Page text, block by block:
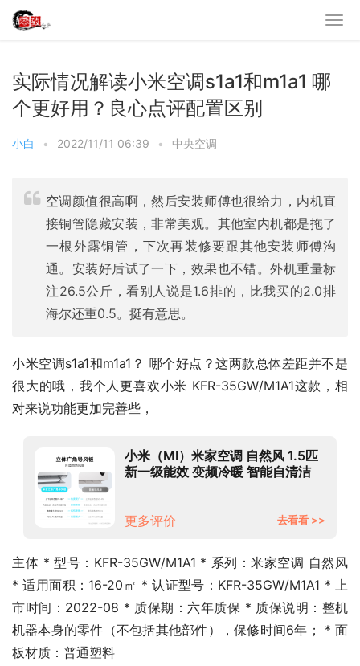
实际情况解读小米空调s1a1和m1a1 哪
个更好用？良心点评配置区别
小白 • 2022/11/11 06:39 • 中央空调
空调颜值很高啊，然后安装师傅也很给力，内机直
接铜管隐藏安装，非常美观。其他室内机都是拖了
一根外露铜管，下次再装修要跟其他安装师傅沟
通。安装好后试了一下，效果也不错。外机重量标
注26.5公斤，看别人说是1.6排的，比我买的2.0排
海尔还重0.5。挺有意思。
小米空调s1a1和m1a1？ 哪个好点？这两款总体差距并不是
很大的哦，我个人更喜欢小米 KFR-35GW/M1A1这款，相
对来说功能更加完善些，
小米（MI）米家空调 自然风 1.5匹
新一级能效 变频冷暖 智能自清洁
更多评价 去看看 >>
主体 * 型号：KFR-35GW/M1A1 * 系列：米家空调 自然风
* 适用面积：16-20㎡ * 认证型号：KFR-35GW/M1A1 * 上
市时间：2022-08 * 质保期：六年质保 * 质保说明：整机
机器本身的零件（不包括其他部件），保修时间6年； * 面
板材质：普通塑料